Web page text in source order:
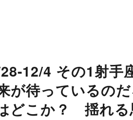
12/4 その1射手
が待っているの
どこか？ 揺れる